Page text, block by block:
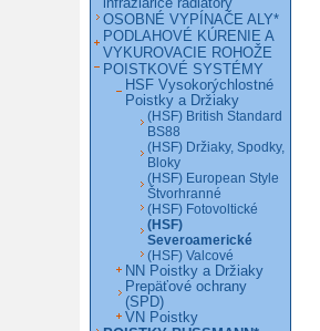
OSOBNÉ VYPÍNAČE ALY*
PODLAHOVÉ KÚRENIE A
VYKUROVACIE ROHOŽE
POISTKOVÉ SYSTÉMY
HSF Vysokorýchlostné
Poistky a Držiaky
(HSF) British Standard
BS88
(HSF) Držiaky, Spodky,
Bloky
(HSF) European Style
Štvorhranné
(HSF) Fotovoltické
(HSF)
Severoamerické
(HSF) Valcové
NN Poistky a Držiaky
Prepäťové ochrany
(SPD)
VN Poistky